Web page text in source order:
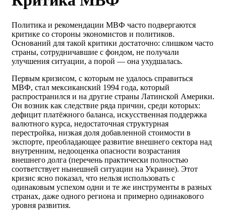
Политика и рекомендации МВФ часто подвергаются
критике со стороны экономистов и политиков.
Оснований для такой критики достаточно: слишком часто
страны, сотрудничавшие с фондом, не получали
улучшения ситуации, а порой — она ухудшалась.
Первым кризисом, с которым не удалось справиться
МВФ, стал мексиканский 1994 года, который
распространился и на другие страны Латинской Америки.
Он возник как следствие ряда причин, среди которых:
дефицит платёжного баланса, искусственная поддержка
валютного курса, недостаточная структурная
перестройка, низкая доля добавленной стоимости в
экспорте, преобладающее развитие внешнего сектора над
внутренним, недооценка опасности возрастания
внешнего долга (перечень практически полностью
соответствует нынешней ситуации на Украине). Этот
кризис ясно показал, что нельзя использовать с
одинаковым успехом одни и те же инструменты в разных
странах, даже одного региона и примерно одинакового
уровня развития.